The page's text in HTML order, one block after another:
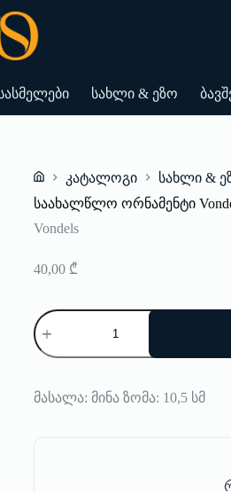
სახლი & ეზო
Home
კატალოგი სახლი &
საახალწლო ორნამენტი
Vondels
40,00 ₾
რაოდენობა:
საახალწლო
ორნამენტი
მასალა: მინა ზომა: 10,5 სმ